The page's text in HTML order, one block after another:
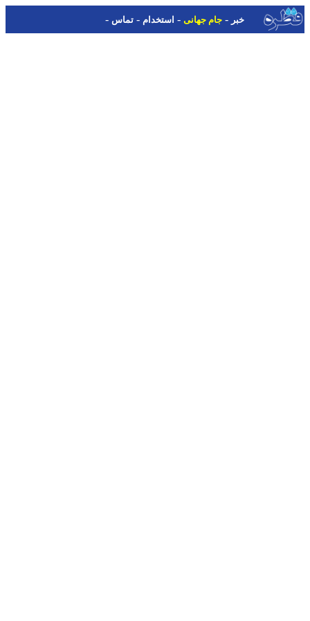
خبر - جام جهانی - استخدام - تماس -